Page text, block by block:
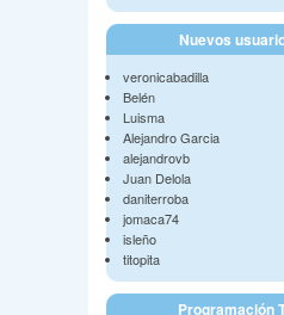
Nuevos
veronicabadilla
Belén
Luisma
Alejandro Garcia
alejandrovb
Juan Delola
daniterroba
jomaca74
isleño
titopita
Programación